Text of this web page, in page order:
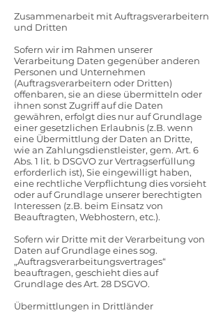
Zusammenarbeit mit Auftragsverarbeitern
und Dritten
Sofern wir im Rahmen unserer
Verarbeitung Daten gegenüber anderen
Personen und Unternehmen
(Auftragsverarbeitern oder Dritten)
offenbaren, sie an diese übermitteln oder
ihnen sonst Zugriff auf die Daten
gewähren, erfolgt dies nur auf Grundlage
einer gesetzlichen Erlaubnis (z.B. wenn
eine Übermittlung der Daten an Dritte,
wie an Zahlungsdienstleister, gem. Art. 6
Abs. 1 lit. b DSGVO zur Vertragserfüllung
erforderlich ist), Sie eingewilligt haben,
eine rechtliche Verpflichtung dies vorsieht
oder auf Grundlage unserer berechtigten
Interessen (z.B. beim Einsatz von
Beauftragten, Webhostern, etc.).
Sofern wir Dritte mit der Verarbeitung von
Daten auf Grundlage eines sog.
„Auftragsverarbeitungsvertrages“
beauftragen, geschieht dies auf
Grundlage des Art. 28 DSGVO.
Übermittlungen in Drittländer